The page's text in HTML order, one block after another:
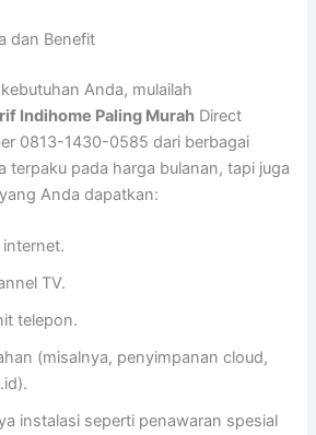
dan Benefit
Anda, mulailah
Indihome Paling Murah Direct
0813-1430-0585 dari berbagai
terpaku pada harga bulanan, tapi juga
Anda dapatkan:
TV.
telepon.
(misalnya, penyimpanan cloud,
instalasi seperti penawaran spesial